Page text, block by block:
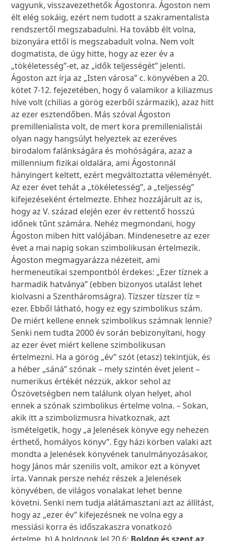
vagyunk, visszavezethetők Ágostonra. Ágoston nem
élt elég sokáig, ezért nem tudott a szakramentalista
rendszertől megszabadulni. Ha tovább élt volna,
bizonyára ettől is megszabadult volna. Nem volt
dogmatista, de úgy hitte, hogy az ezer év a
„tökéletesség”-et, az „idők teljességét” jelenti.
Ágoston azt írja az „Isten városa” c. könyvében a 20.
kötet 7-12. fejezetében, hogy ő valamikor a kiliazmus
híve volt (chilias a görög ezerből származik), azaz hitt
az ezer esztendőben. Más szóval Ágoston
premillenialista volt, de mert kora premillenialistái
olyan nagy hangsúlyt helyeztek az ezeréves
birodalom falánkságára és mohóságára, azaz a
millennium fizikai oldalára, ami Ágostonnál
hányingert keltett, ezért megváltoztatta véleményét.
Az ezer évet tehát a „tökéletesség”, a „teljesség”
kifejezéseként értelmezte. Ehhez hozzájárult az is,
hogy az V. század elején ezer év rettentő hosszú
időnek tűnt számára. Nehéz megmondani, hogy
Ágoston miben hitt valójában. Mindenesetre az ezer
évet a mai napig sokan szimbolikusan értelmezik.
Ágoston megmagyarázza nézeteit, ami
hermeneutikai szempontból érdekes: „Ezer tíznek a
harmadik hatványa” (ebben bizonyos utalást lehet
kiolvasni a Szentháromságra). Tízszer tízszer tíz =
ezer. Ebből látható, hogy ez egy szimbolikus szám.
De miért kellene ennek szimbolikus számnak lennie?
Senki nem tudta 2000 év során bebizonyítani, hogy
az ezer évet miért kellene szimbolikusan
értelmezni. Ha a görög „év” szót (etasz) tekintjük, és
a héber „sáná” szónak – mely szintén évet jelent –
numerikus értékét nézzük, akkor sehol az
Ószövetségben nem találunk olyan helyet, ahol
ennek a szónak szimbolikus értelme volna. – Sokan,
akik itt a szimbolizmusra hivatkoznak, azt
ismételgetik, hogy „a Jelenések könyve egy nehezen
érthető, homályos könyv”. Egy házi körben valaki azt
mondta a Jelenések könyvének tanulmányozásakor,
hogy János már szenilis volt, amikor ezt a könyvet
írta. Vannak persze nehéz részek a Jelenések
könyvében, de világos vonalakat lehet benne
követni. Senki nem tudja alátámasztani azt az állítást,
hogy az „ezer év” kifejezésnek ne volna egy a
messiási korra és időszakaszra vonatkozó